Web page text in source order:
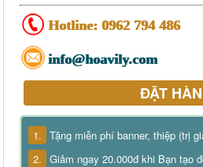
Hotline: 0962 794 486
info@hoavily.com
ĐẶT
1. Tặng miễn phí banner, thiệp (trị
2. Giảm ngay 20.000đ khi Bạn tạo